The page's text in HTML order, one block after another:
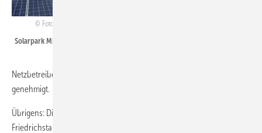
Foto: Krannich Solar
Solarpark Mirow
Netzbetreiber hat maximal die jetzt angeschlossenen 1,8 MW
genehmigt.
Übrigens: Die dunklen Tabaksorten Geudertheimer und
Friedrichstaler wurden in der Zigarrenfabrikation verwendet. Die